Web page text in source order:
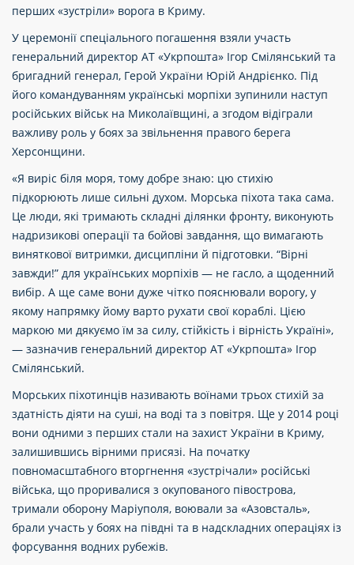
перших «зустріли» ворога в Криму.
У церемонії спеціального погашення взяли участь
генеральний директор АТ «Укрпошта» Ігор Смілянський та
бригадний генерал, Герой України Юрій Андрієнко. Під
його командуванням українські морпіхи зупинили наступ
російських військ на Миколаївщині, а згодом відіграли
важливу роль у боях за звільнення правого берега
Херсонщини.
«Я виріс біля моря, тому добре знаю: цю стихію
підкорюють лише сильні духом. Морська піхота така сама.
Це люди, які тримають складні ділянки фронту, виконують
надризикові операції та бойові завдання, що вимагають
виняткової витримки, дисципліни й підготовки. “Вірні
завжди!” для українських морпіхів — не гасло, а щоденний
вибір. А ще саме вони дуже чітко пояснювали ворогу, у
якому напрямку йому варто рухати свої кораблі. Цією
маркою ми дякуємо їм за силу, стійкість і вірність Україні»,
— зазначив генеральний директор АТ «Укрпошта» Ігор
Смілянський.
Морських піхотинців називають воїнами трьох стихій за
здатність діяти на суші, на воді та з повітря. Ще у 2014 році
вони одними з перших стали на захист України в Криму,
залишившись вірними присязі. На початку
повномасштабного вторгнення «зустрічали» російські
війська, що проривалися з окупованого півострова,
тримали оборону Маріуполя, воювали за «Азовсталь»,
брали участь у боях на півдні та в надскладних операціях із
форсування водних рубежів.